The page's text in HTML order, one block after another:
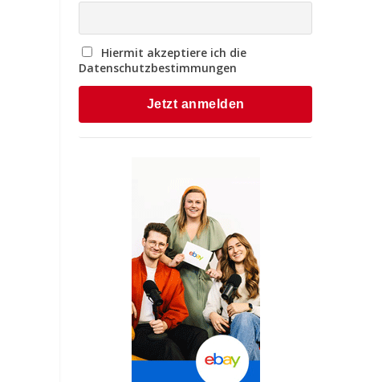
Hiermit akzeptiere ich die
Datenschutzbestimmungen